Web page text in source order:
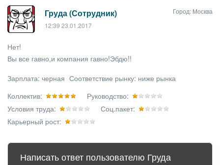
Груда (Сотрудник)
12:39 23.01.2017
Город: Москва
Нет!
Вы все гавно,и компания гавно!Эбдю!!
Зарплата: черная Соответствие рынку: ниже рынка
Коллектив:
Руководство:
Условия труда:
Соц.пакет:
Карьерный рост:
Написать ответ пользователю Груда